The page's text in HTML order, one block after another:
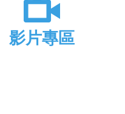
影片專區